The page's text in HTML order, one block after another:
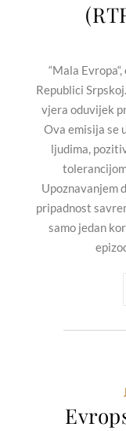
“Mala
Republici
vjera oduvijek
Ova emisija se
ljudima,
pripadnost
samo jedan